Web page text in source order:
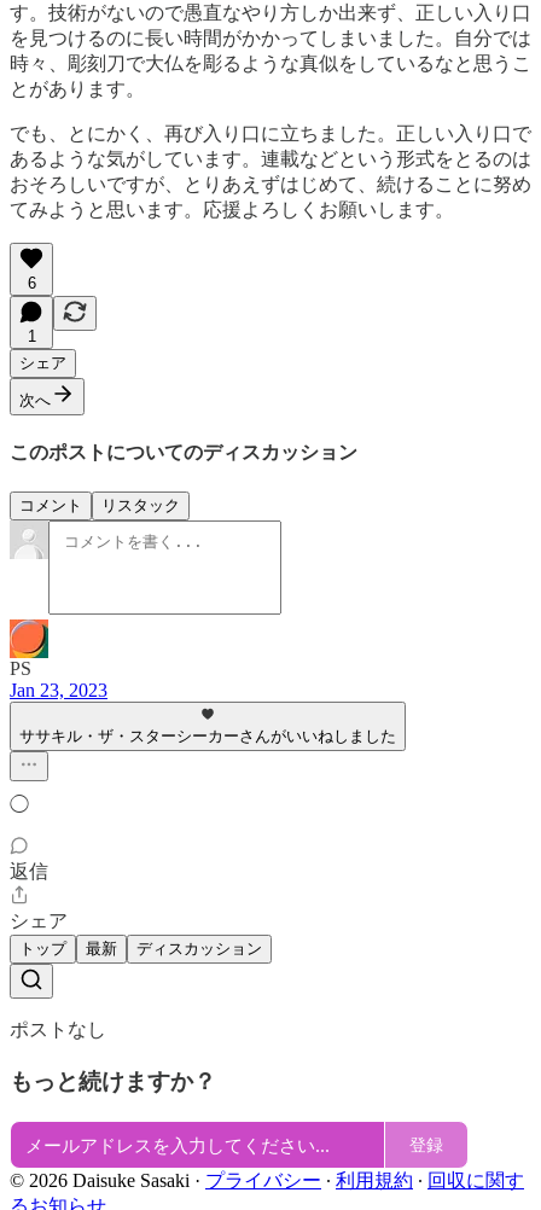
す。技術がないので愚直なやり方しか出来ず、正しい入り口
を見つけるのに長い時間がかかってしまいました。自分では
時々、彫刻刀で大仏を彫るような真似をしているなと思うこ
とがあります。
でも、とにかく、再び入り口に立ちました。正しい入り口で
あるような気がしています。連載などという形式をとるのは
おそろしいですが、とりあえずはじめて、続けることに努め
てみようと思います。応援よろしくお願いします。
6
1
シェア
次へ
このポストについてのディスカッション
コメント リスタック
PS
Jan 23, 2023
ササキル・ザ・スターシーカーさんがいいねしました
◯
返信
シェア
トップ 最新 ディスカッション
ポストなし
もっと続けますか？
登録
© 2026 Daisuke Sasaki · プライバシー ∙ 利用規約 ∙ 回収に関す
るお知らせ